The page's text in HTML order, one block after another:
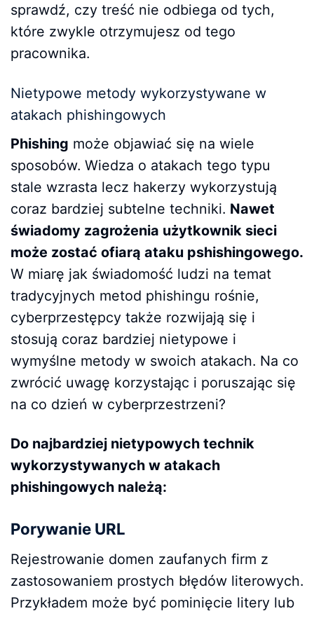
sprawdź, czy treść nie odbiega od tych,
które zwykle otrzymujesz od tego
pracownika.
Nietypowe metody wykorzystywane w
atakach phishingowych
Phishing może objawiać się na wiele
sposobów. Wiedza o atakach tego typu
stale wzrasta lecz hakerzy wykorzystują
coraz bardziej subtelne techniki. Nawet
świadomy zagrożenia użytkownik sieci
może zostać ofiarą ataku pshishingowego.
W miarę jak świadomość ludzi na temat
tradycyjnych metod phishingu rośnie,
cyberprzestępcy także rozwijają się i
stosują coraz bardziej nietypowe i
wymyślne metody w swoich atakach. Na co
zwrócić uwagę korzystając i poruszając się
na co dzień w cyberprzestrzeni?
Do najbardziej nietypowych technik
wykorzystywanych w atakach
phishingowych należą:
Porywanie URL
Rejestrowanie domen zaufanych firm z
zastosowaniem prostych błędów literowych.
Przykładem może być pominięcie litery lub